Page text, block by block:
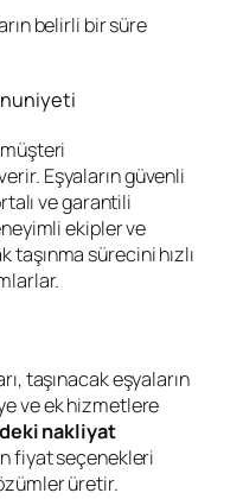
belirli bir süre
Eşyaların güvenli
ve garantili
ekipler ve
sürecini hızlı
taşınacak eşyaların
ve ek hizmetlere
nakliyat
fiyat seçenekleri
üretir.